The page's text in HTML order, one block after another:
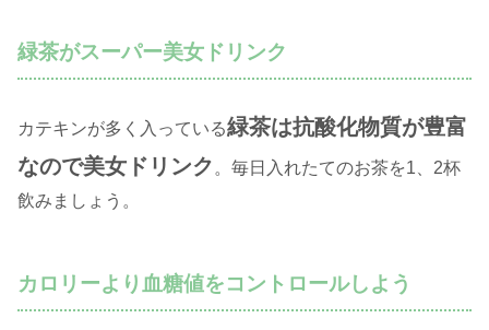
緑茶がスーパー美女ドリンク
カテキンが多く入っている緑茶は抗酸化物質が豊富
なので美女ドリンク 。毎日入れたてのお茶を1、2杯
飲みましょう。
カロリーより血糖値をコントロールしよう